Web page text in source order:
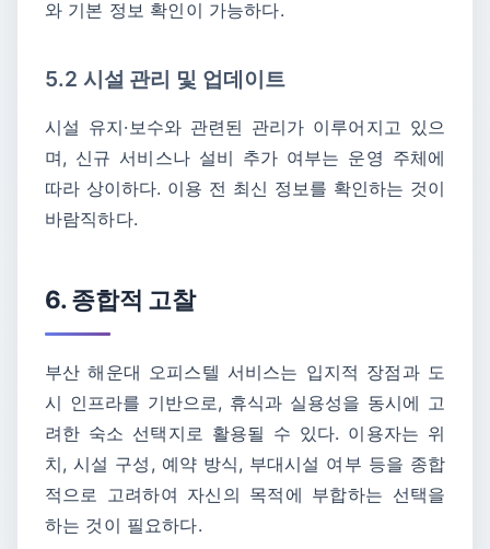
와 기본 정보 확인이 가능하다.
5.2 시설 관리 및 업데이트
시설 유지·보수와 관련된 관리가 이루어지고 있으
며, 신규 서비스나 설비 추가 여부는 운영 주체에
따라 상이하다. 이용 전 최신 정보를 확인하는 것이
바람직하다.
6. 종합적 고찰
부산 해운대 오피스텔 서비스는 입지적 장점과 도
시 인프라를 기반으로, 휴식과 실용성을 동시에 고
려한 숙소 선택지로 활용될 수 있다. 이용자는 위
치, 시설 구성, 예약 방식, 부대시설 여부 등을 종합
적으로 고려하여 자신의 목적에 부합하는 선택을
하는 것이 필요하다.